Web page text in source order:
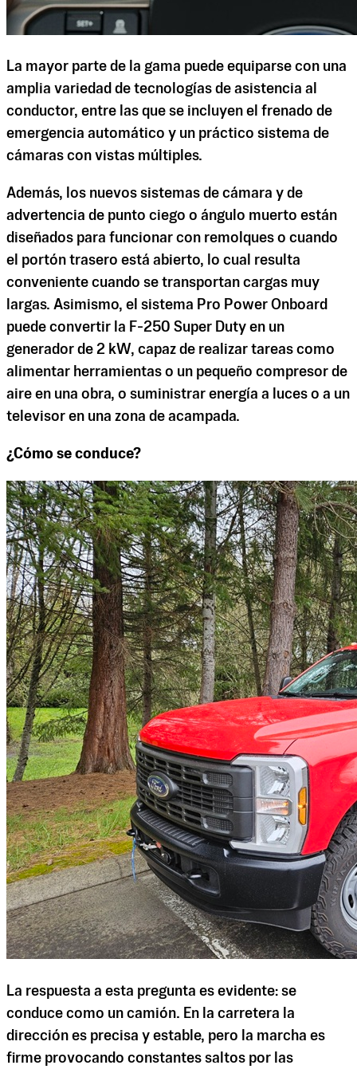
La mayor parte de la gama puede equiparse con una
amplia variedad de tecnologías de asistencia al
conductor, entre las que se incluyen el frenado de
emergencia automático y un práctico sistema de
cámaras con vistas múltiples.
Además, los nuevos sistemas de cámara y de
advertencia de punto ciego o ángulo muerto están
diseñados para funcionar con remolques o cuando
el portón trasero está abierto, lo cual resulta
conveniente cuando se transportan cargas muy
largas. Asimismo, el sistema Pro Power Onboard
puede convertir la F-250 Super Duty en un
generador de 2 kW, capaz de realizar tareas como
alimentar herramientas o un pequeño compresor de
aire en una obra, o suministrar energía a luces o a un
televisor en una zona de acampada.
¿Cómo se conduce?
La respuesta a esta pregunta es evidente: se
conduce como un camión. En la carretera la
dirección es precisa y estable, pero la marcha es
firme provocando constantes saltos por las